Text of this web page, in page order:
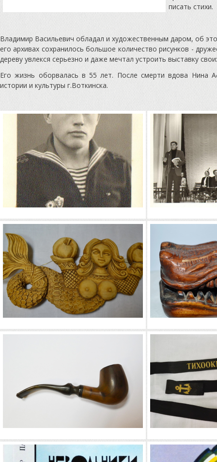
писать стихи.
Владимир Васильевич обладал и художественным даром, об
его архивах сохранилось большое количество рисунков -
дереву увлекся серьезно и даже мечтал устроить выставку
Его жизнь оборвалась в 55 лет. После смерти вдова Нина
истории и культуры г.Воткинска.